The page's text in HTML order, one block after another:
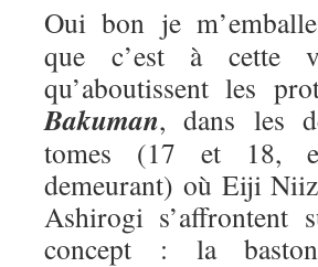
Oui bon je
que c’est à cette
qu’aboutissent les
Bakuman, dans les
tomes (17 et 18,
demeurant) où Eiji
Ashirogi s’affrontent
concept : la